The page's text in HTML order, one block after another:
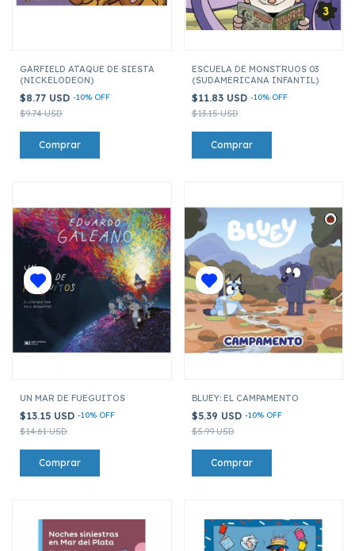
GARFIELD ATAQUE DE SIESTA
(NICKELODEON)
$8.77 USD -10% OFF
$9.74 USD
ESCUELA DE MONSTRUOS 03
(SUDAMERICANA INFANTIL)
$11.83 USD -10% OFF
$13.15 USD
UN MAR DE FUEGUITOS
$13.15 USD -10% OFF
$14.61 USD
BLUEY: EL CAMPAMENTO
$5.39 USD -10% OFF
$5.99 USD